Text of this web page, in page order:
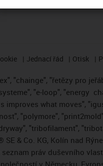
Jednací řád Otisk
"chainge", "řetězy pro
"e-loop", "energy
what moves",
"polymore",
"tribofilament",
& Co. KG, Kolín nad
práv duševního
v Německu,